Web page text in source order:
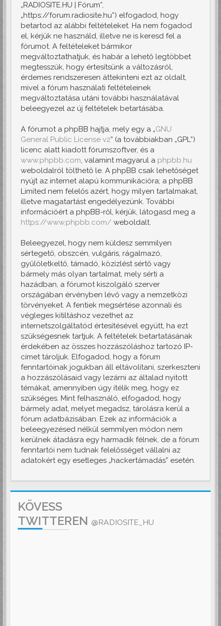
„RADIOSITE.HU | Fórum”,
„https://forum.radiosite.hu”) elfogadod, hogy
betartod az alábbi feltételeket. Ha nem fogadod
el, kérjük ne használd, illetve ne is keresd fel a
fórumot. A feltételeket bármikor
megváltoztathatjuk, és habár a lehető legtöbbet
megtesszük, hogy értesítsünk a változásról,
érdemes rendszeresen áttekinteni ezt az oldalt,
mivel a fórum használati feltételeinek
megváltoztatása utáni további használatával
beleegyezel az új feltételek betartásába.
A fórumot a phpBB hajtja, mely egy a „GNU
General Public License v2” (a továbbiakban „GPL”)
licenc alatt kiadott fórumszoftver, és a
www.phpbb.com, valamint magyarul a phpbb.hu
weboldalról tölthető le. A phpBB csak lehetőséget
nyújt az internet alapú kommunikációra; a phpBB
Limited nem felelős azért, hogy milyen tartalmakat,
illetve magatartást engedélyezünk. További
információért a phpBB-ről, kérjük, látogasd meg a
https://www.phpbb.com/ weboldalt.
Beleegyezel, hogy nem küldesz semmilyen
sértegető, obszcén, vulgáris, rágalmazó,
gyűlöletkeltő, támadó, közízlést sértő vagy
bármely más olyan tartalmat, mely sérti a
hazádban, a fórumot kiszolgáló szerver
országában érvényben lévő vagy a nemzetközi
törvényeket. A fentiek megsértése azonnali és
végleges kitiltáshoz vezethet az
internetszolgáltatód értesítésével együtt, ha ezt
szükségesnek tartjuk. A feltételek betartatásának
érdekében az összes hozzászóláshoz tartozó IP-
címet tároljuk. Elfogadod, hogy a fórum
fenntartóinak jogukban áll eltávolítani, szerkeszteni
a hozzászólásaid vagy lezárni az általad nyitott
témákat, amennyiben úgy ítélik meg, hogy ez
szükséges. Mint felhasználó, elfogadod, hogy
bármely adat, melyet megadsz, tárolásra kerül a
fórum adatbázisában. Ezek az információk a
beleegyezésed nélkül semmilyen módon nem
kerülnek átadásra egy harmadik félnek, de a fórum
fenntartói nem tudnak felelősséget vállalni az
adatokért egy esetleges „hackertámadás” esetén.
KÖVESS
TWITTEREN @RADIOSITE_HU